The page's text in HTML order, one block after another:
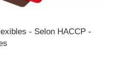
- Selon HACCP -